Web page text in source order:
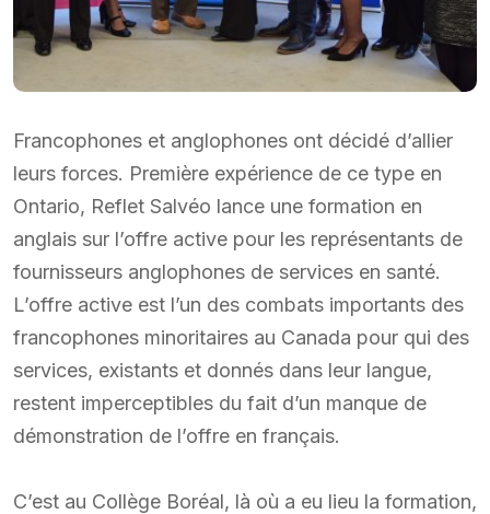
Francophones et anglophones ont décidé d’allier
leurs forces. Première expérience de ce type en
Ontario, Reflet Salvéo lance une formation en
anglais sur l’offre active pour les représentants de
fournisseurs anglophones de services en santé.
L’offre active est l’un des combats importants des
francophones minoritaires au Canada pour qui des
services, existants et donnés dans leur langue,
restent imperceptibles du fait d’un manque de
démonstration de l’offre en français.
C’est au Collège Boréal, là où a eu lieu la formation,